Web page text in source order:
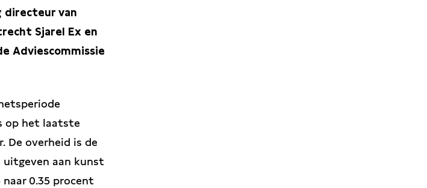
directeur van
Sjarel Ex en
Adviescommissie
op het laatste
De overheid is de
uitgeven aan kunst
0.35 procent